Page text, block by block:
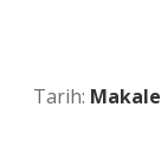
Tarih: